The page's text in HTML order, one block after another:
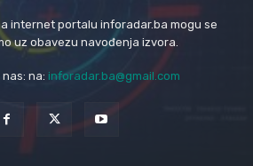
internet portalu inforadar.ba mogu se
uz obavezu navođenja izvora.
na: inforadar.ba@gmail.com